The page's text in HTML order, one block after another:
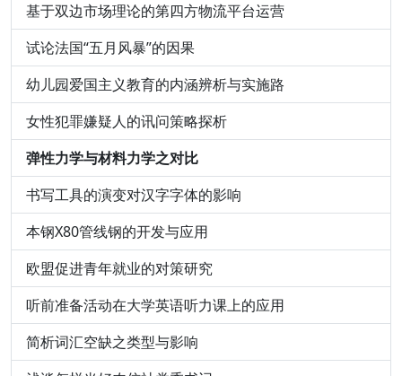
基于双边市场理论的第四方物流平台运营
试论法国“五月风暴”的因果
幼儿园爱国主义教育的内涵辨析与实施路
女性犯罪嫌疑人的讯问策略探析
弹性力学与材料力学之对比
书写工具的演变对汉字字体的影响
本钢X80管线钢的开发与应用
欧盟促进青年就业的对策研究
听前准备活动在大学英语听力课上的应用
简析词汇空缺之类型与影响